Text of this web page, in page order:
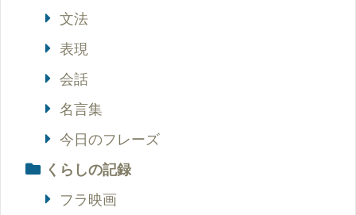
文法
表現
会話
名言集
今日のフレーズ
くらしの記録
フラ映画